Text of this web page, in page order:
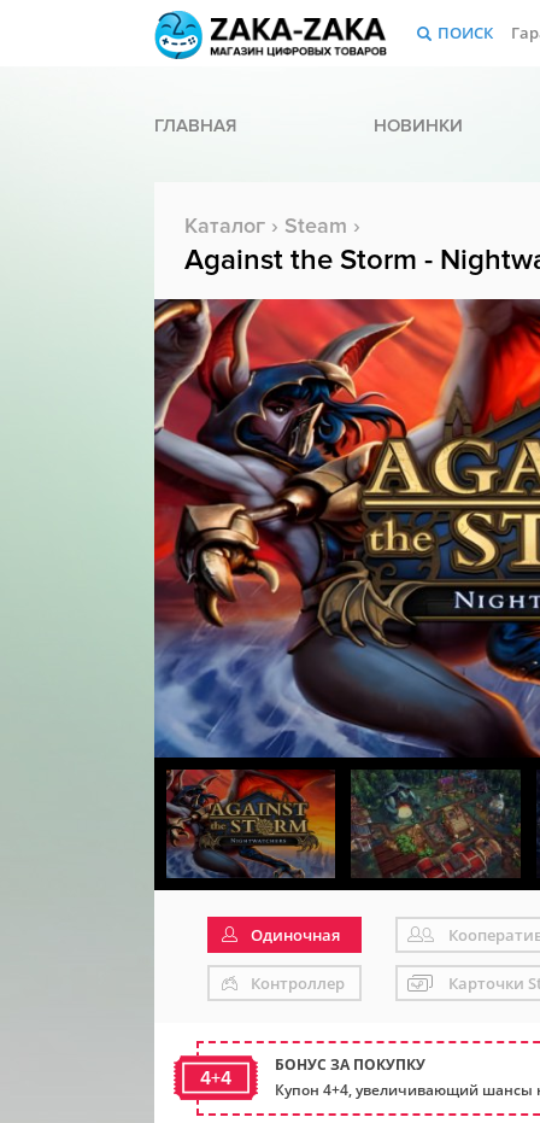
ПОИСК
ГЛАВНАЯ НОВИНКИ
Каталог › Steam ›
Against the Storm -
Одиночная
Контроллер Карточки
4+4
БОНУС ЗА ПОКУПКУ
Купон 4+4, увеличивающий шансы